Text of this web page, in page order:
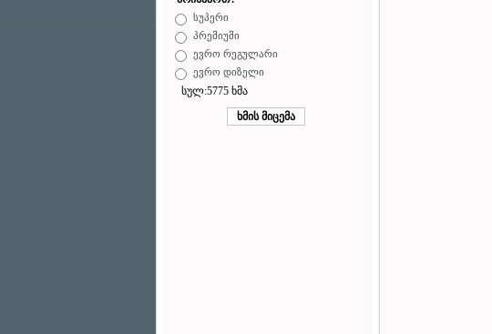
სუპერი
პრემიუმი
ევრო რეგულარი
ევრო დიზელი
სულ:5775 ხმა